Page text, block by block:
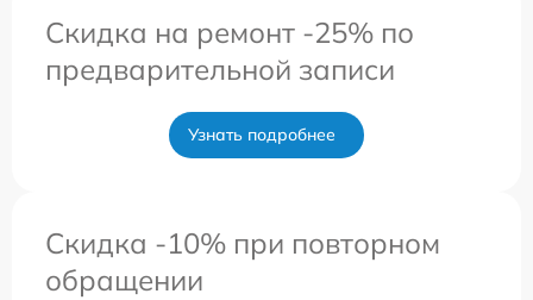
Скидка на ремонт -25% по
предварительной записи
Узнать подробнее
Скидка -10% при повторном
обращении